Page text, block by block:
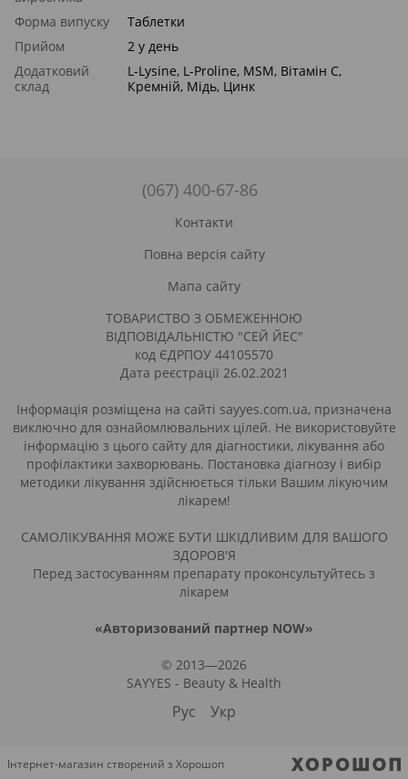
Форма випуску
Таблетки
Прийом
2 у день
Додатковий
склад
L-Lysine, L-Proline, MSM, Вітамін С,
Кремній, Мідь, Цинк
(067) 400-67-86
Контакти
Повна версія сайту
Мапа сайту
ТОВАРИСТВО З ОБМЕЖЕННОЮ
ВІДПОВІДАЛЬНІСТЮ "СЕЙ ЙЕС"
код ЄДРПОУ 44105570
Дата реєстрації 26.02.2021
Інформація розміщена на сайті sayyes.com.ua, призначена
виключно для ознайомлювальних цілей. Не використовуйте
інформацію з цього сайту для діагностики, лікування або
профілактики захворювань. Постановка діагнозу і вибір
методики лікування здійснюється тільки Вашим лікуючим
лікарем!
САМОЛІКУВАННЯ МОЖЕ БУТИ ШКІДЛИВИМ ДЛЯ ВАШОГО
ЗДОРОВ'Я
Перед застосуванням препарату проконсультуйтесь з
лікарем
«Авторизований партнер NOW»
© 2013—2026
SAYYES - Beauty & Health
Рус Укр
Інтернет-магазин створений з Хорошоп